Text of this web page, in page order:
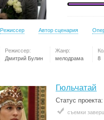
Режиссер Автор сценария
Режиссер:
Дмитрий Булин
Жанр:
мелодрама
8
Гюльчатай
Статус проекта:
съемки